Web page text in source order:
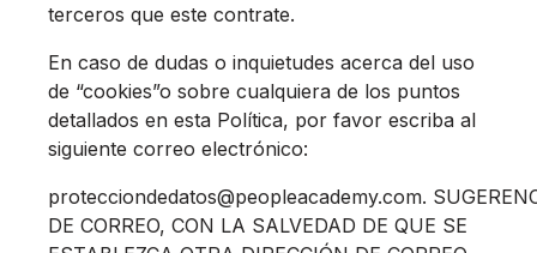
terceros que este contrate.
En caso de dudas o inquietudes acerca del uso
de “cookies”o sobre cualquiera de los puntos
detallados en esta Política, por favor escriba al
siguiente correo electrónico:
protecciondedatos@peopleacademy.com.
DE CORREO, CON LA SALVEDAD DE QUE SE